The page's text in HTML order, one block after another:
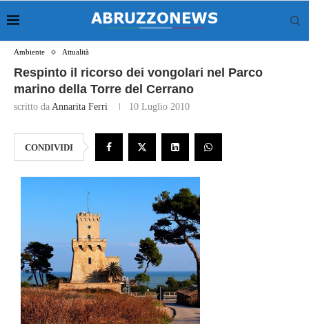
Ambiente Attualità
Respinto il ricorso dei vongolari nel Parco
marino della Torre del Cerrano
scritto da Annarita Ferri 10 Luglio 2010
CONDIVIDI